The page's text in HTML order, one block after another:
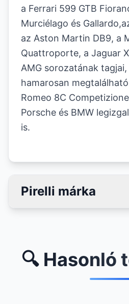
a Ferrari 599 GTB
Murciélago és
az Aston Martin DB9, a
Quattroporte, a Jaguar
AMG sorozatának
hamarosan
Romeo 8C
Porsche és BMW
is.
Pirelli márka
🔍 Hasonló